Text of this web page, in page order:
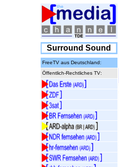
Surround Sound
FreeTV aus Deutschland:
Öffentlich-Rechtliches TV: